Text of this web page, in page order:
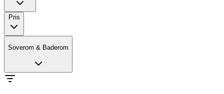
Pris
Soverom & Baderom